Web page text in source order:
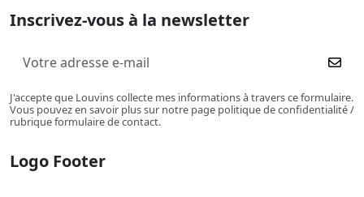
Inscrivez-vous à la newsletter
J'accepte que Louvins collecte mes informations à travers ce formulaire.
Vous pouvez en savoir plus sur notre page politique de confidentialité /
rubrique formulaire de contact.
Logo Footer